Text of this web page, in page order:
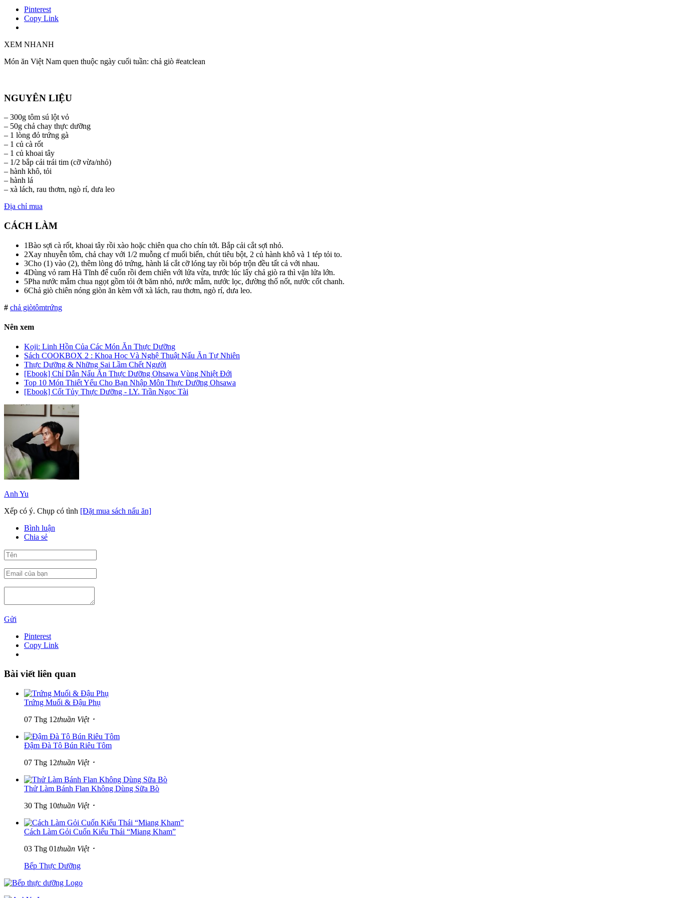
Pinterest
Copy Link
XEM NHANH
Món ăn Việt Nam quen thuộc ngày cuối tuần: chả giò #eatclean
NGUYÊN LIỆU
– 300g tôm sú lột vỏ
– 50g chả chay thực dưỡng
– 1 lòng đỏ trứng gà
– 1 củ cà rốt
– 1 củ khoai tây
– 1/2 bắp cải trái tim (cỡ vừa/nhỏ)
– hành khô, tỏi
– hành lá
– xà lách, rau thơm, ngò rí, dưa leo
Địa chỉ mua
CÁCH LÀM
1Bào sợi cà rốt, khoai tây rồi xào hoặc chiên qua cho chín tới. Bắp cải cắt sợi nhỏ.
2Xay nhuyễn tôm, chả chay với 1/2 muỗng cf muối biển, chút tiêu bột, 2 củ hành khô và 1 tép tỏi to.
3Cho (1) vào (2), thêm lòng đỏ trứng, hành lá cắt cỡ lóng tay rồi bóp trộn đều tất cả với nhau.
4Dùng vỏ ram Hà Tĩnh để cuốn rồi đem chiên với lửa vừa, trước lúc lấy chả giò ra thì vặn lửa lớn.
5Pha nước mắm chua ngọt gồm tỏi ớt băm nhỏ, nước mắm, nước lọc, đường thố nốt, nước cốt chanh.
6Chả giò chiên nóng giòn ăn kèm với xà lách, rau thơm, ngò rí, dưa leo.
# chả giòtômtrứng
Nên xem
Koji: Linh Hồn Của Các Món Ăn Thực Dưỡng
Sách COOKBOX 2 : Khoa Học Và Nghệ Thuật Nấu Ăn Tự Nhiên
Thực Dưỡng & Những Sai Lầm Chết Người
[Ebook] Chỉ Dẫn Nấu Ăn Thực Dưỡng Ohsawa Vùng Nhiệt Đới
Top 10 Món Thiết Yếu Cho Bạn Nhập Môn Thực Dưỡng Ohsawa
[Ebook] Cốt Tủy Thực Dưỡng - LY. Trần Ngọc Tài
Anh Yu
Xếp có ý. Chụp có tình [Đặt mua sách nấu ăn]
Bình luận
Chia sẻ
Gửi
Pinterest
Copy Link
Bài viết liên quan
Trứng Muối & Đậu Phụ
07 Thg 12thuần Việt ･
Đậm Đà Tô Bún Riêu Tôm
07 Thg 12thuần Việt ･
Thử Làm Bánh Flan Không Dùng Sữa Bò
30 Thg 10thuần Việt ･
Cách Làm Gỏi Cuốn Kiểu Thái “Miang Kham”
03 Thg 01thuần Việt ･
Bếp Thực Dưỡng